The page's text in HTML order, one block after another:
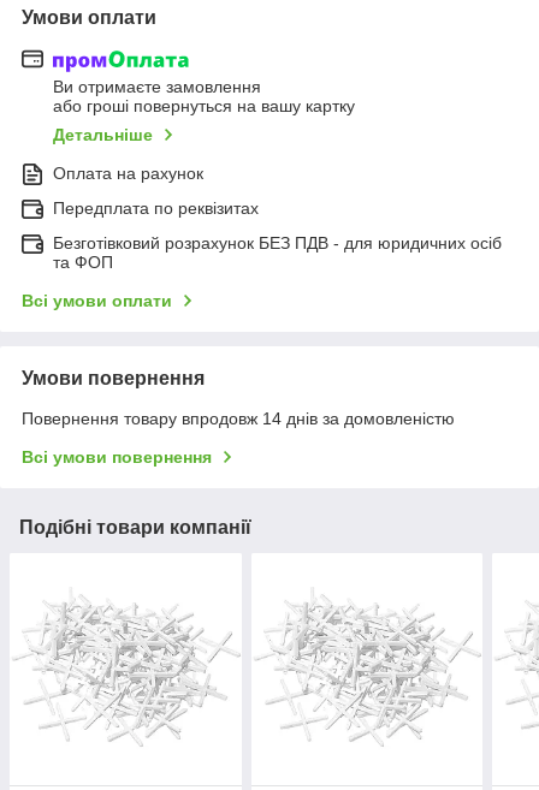
Умови оплати
Ви отримаєте замовлення
або гроші повернуться на вашу картку
Детальніше
Оплата на рахунок
Передплата по реквізитах
Безготівковий розрахунок БЕЗ ПДВ - для юридичних осіб
та ФОП
Всі умови оплати
Умови повернення
Повернення товару впродовж 14 днів за домовленістю
Всі умови повернення
Подібні товари компанії